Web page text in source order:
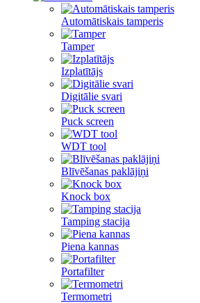
Automātiskais tamperis
Tamper
Izplatītājs
Digitālie svari
Puck screen
WDT tool
Blīvēšanas paklājiņi
Knock box
Tamping stacija
Piena kannas
Portafilter
Termometri